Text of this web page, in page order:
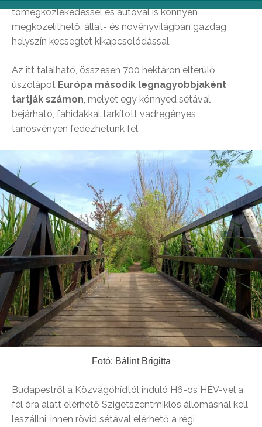
tömegközlekedéssel és autóval is könnyen
megközelíthető, állat- és növényvilágban gazdag
helyszín kecsegtet kikapcsolódással.
Az itt található, összesen 700 hektáron elterülő
úszólápot Európa második legnagyobbjaként
tartják számon, melyet egy könnyed sétával
bejárható, fahidakkal tarkított vadregényes
tanösvényen fedezhetünk fel.
Fotó: Bálint Brigitta
Budapestről a Közvágóhídtól induló H6-os HÉV-vel a
fél óra alatt elérhető Szigetszentmiklós állomásnál kell
leszállni, innen rövid sétával elérhető a régi